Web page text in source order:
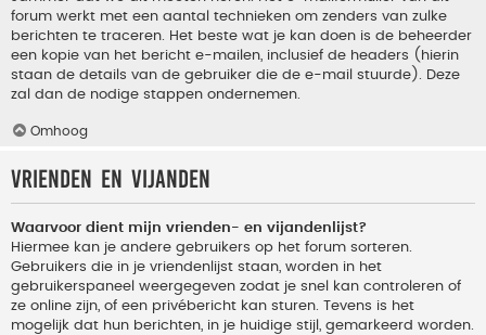
forum werkt met een aantal technieken om zenders van zulke
berichten te traceren. Het beste wat je kan doen is de beheerder
een kopie van het bericht e-mailen, inclusief de headers (hierin
staan de details van de gebruiker die de e-mail stuurde). Deze
zal dan de nodige stappen ondernemen.
Omhoog
Vrienden en vijanden
Waarvoor dient mijn vrienden- en vijandenlijst?
Hiermee kan je andere gebruikers op het forum sorteren.
Gebruikers die in je vriendenlijst staan, worden in het
gebruikerspaneel weergegeven zodat je snel kan controleren of
ze online zijn, of een privébericht kan sturen. Tevens is het
mogelijk dat hun berichten, in je huidige stijl, gemarkeerd worden.